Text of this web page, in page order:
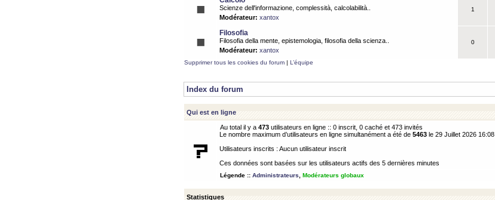
Scienze dell'informazione, complessità, calcolabilità..
Modérateur: xantox
1
Filosofia
Filosofia della mente, epistemologia, filosofia della scienza..
Modérateur: xantox
0
Supprimer tous les cookies du forum | L’équipe
Index du forum
Qui est en ligne
Au total il y a 473 utilisateurs en ligne :: 0 inscrit, 0 caché et 473 invités
Le nombre maximum d’utilisateurs en ligne simultanément a été de 5463 le 29 Juillet 2026 16:08
Utilisateurs inscrits : Aucun utilisateur inscrit
Ces données sont basées sur les utilisateurs actifs des 5 dernières minutes
Légende :: Administrateurs Modérateurs globaux
Statistiques